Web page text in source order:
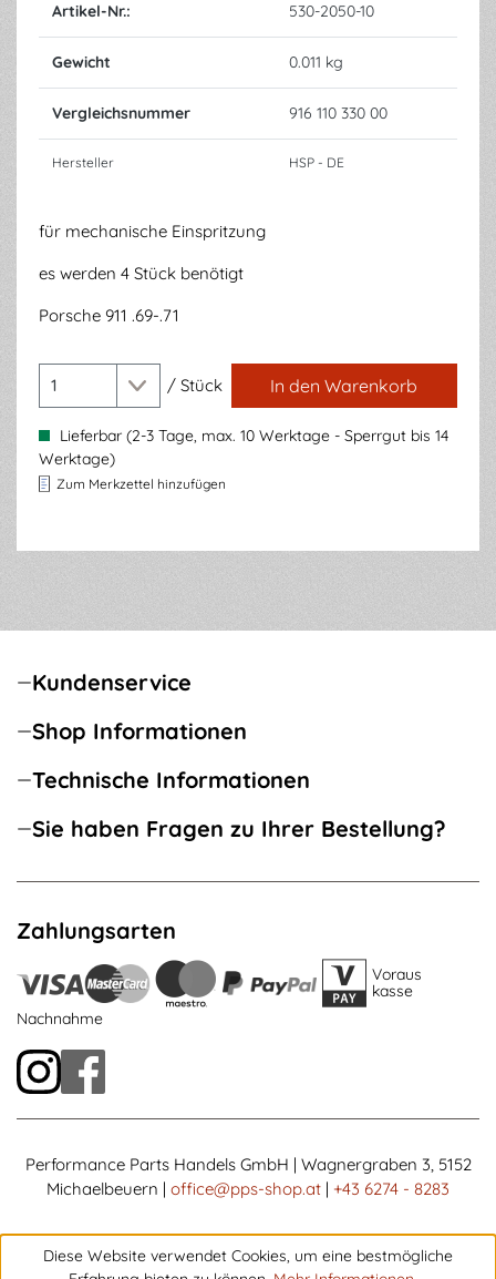
Artikel-Nr.: 530-2050-10
Gewicht 0.011 kg
Vergleichsnummer 916 110 330 00
Hersteller HSP - DE
für mechanische Einspritzung
es werden 4 Stück benötigt
Porsche 911 .69-.71
/ Stück In den Warenkorb
Lieferbar (2-3 Tage, max. 10 Werktage - Sperrgut bis 14
Werktage)
Zum Merkzettel hinzufügen
Kundenservice
Shop Informationen
Technische Informationen
Sie haben Fragen zu Ihrer Bestellung?
Zahlungsarten
Voraus
kasse
Nachnahme
Performance Parts Handels GmbH | Wagnergraben 3, 5152
Michaelbeuern | office@pps-shop.at | +43 6274 - 8283
Diese Website verwendet Cookies, um eine bestmögliche